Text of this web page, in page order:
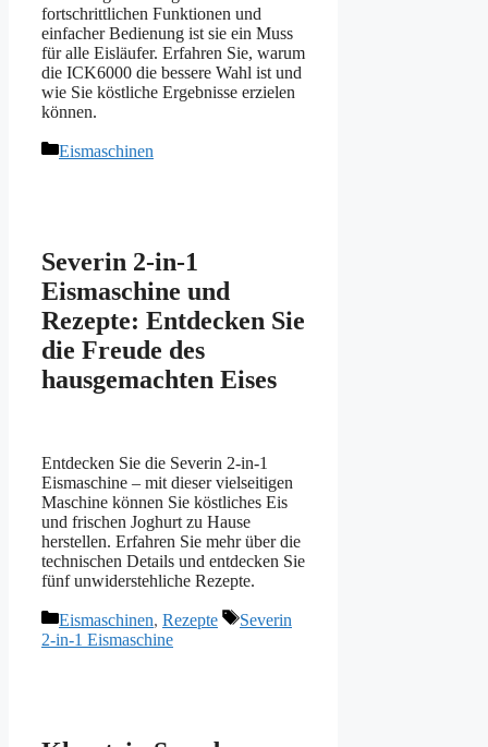
fortschrittlichen Funktionen und
einfacher Bedienung ist sie ein Muss
für alle Eisläufer. Erfahren Sie, warum
die ICK6000 die bessere Wahl ist und
wie Sie köstliche Ergebnisse erzielen
können.
Kategorien
Eismaschinen
Severin 2-in-1
Eismaschine und
Rezepte: Entdecken Sie
die Freude des
hausgemachten Eises
Entdecken Sie die Severin 2-in-1
Eismaschine – mit dieser vielseitigen
Maschine können Sie köstliches Eis
und frischen Joghurt zu Hause
herstellen. Erfahren Sie mehr über die
technischen Details und entdecken Sie
fünf unwiderstehliche Rezepte.
Kategorien
Eismaschinen, Rezepte Schlagwörter
Severin
2-in-1 Eismaschine